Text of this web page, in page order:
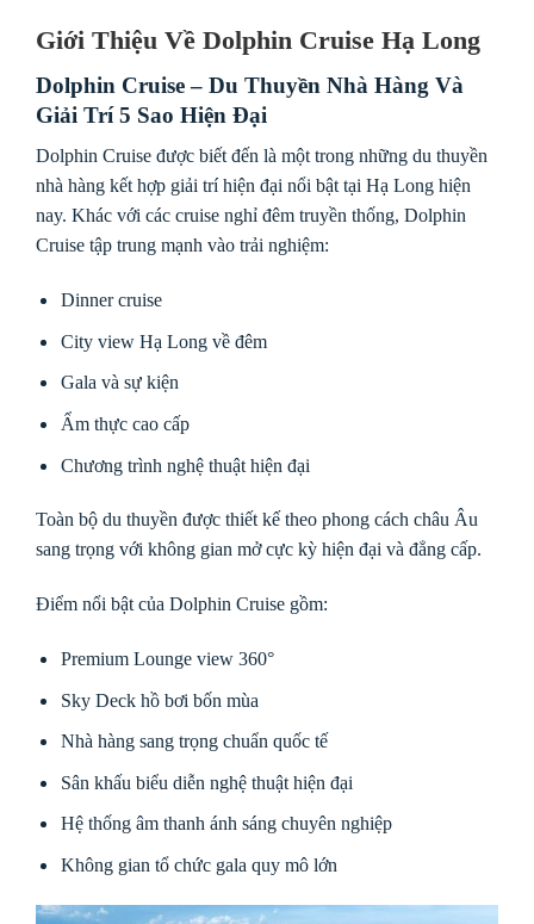
Giới Thiệu Về Dolphin Cruise Hạ Long
Dolphin Cruise – Du Thuyền Nhà Hàng Và
Giải Trí 5 Sao Hiện Đại
Dolphin Cruise được biết đến là một trong những du thuyền
nhà hàng kết hợp giải trí hiện đại nổi bật tại Hạ Long hiện
nay. Khác với các cruise nghỉ đêm truyền thống, Dolphin
Cruise tập trung mạnh vào trải nghiệm:
Dinner cruise
City view Hạ Long về đêm
Gala và sự kiện
Ẩm thực cao cấp
Chương trình nghệ thuật hiện đại
Toàn bộ du thuyền được thiết kế theo phong cách châu Âu
sang trọng với không gian mở cực kỳ hiện đại và đẳng cấp.
Điểm nổi bật của Dolphin Cruise gồm:
Premium Lounge view 360°
Sky Deck hồ bơi bốn mùa
Nhà hàng sang trọng chuẩn quốc tế
Sân khấu biểu diễn nghệ thuật hiện đại
Hệ thống âm thanh ánh sáng chuyên nghiệp
Không gian tổ chức gala quy mô lớn